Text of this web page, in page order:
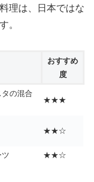
理は、日本ではな
。
おすすめ
度
の混合
★★★
★★☆
★★☆